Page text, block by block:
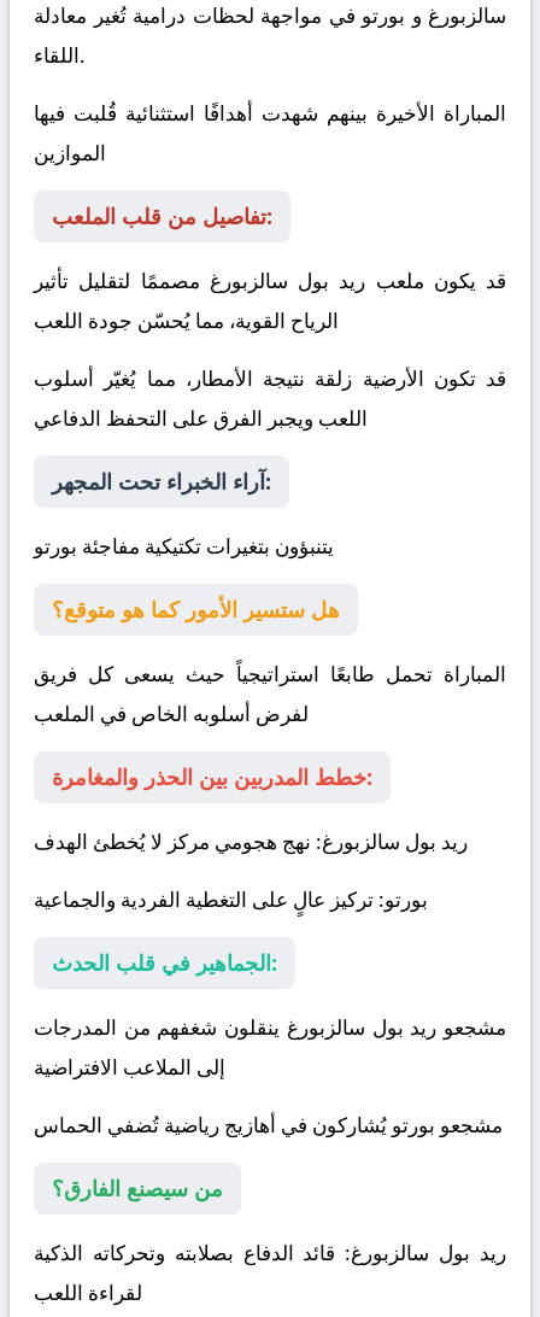
سالزبورغ و بورتو في مواجهة لحظات درامية تُغير معادلة
اللقاء.
المباراة الأخيرة بينهم شهدت أهدافًا استثنائية قُلبت فيها
الموازين
تفاصيل من قلب الملعب:
قد يكون ملعب ريد بول سالزبورغ مصممًا لتقليل تأثير
الرياح القوية، مما يُحسّن جودة اللعب
قد تكون الأرضية زلقة نتيجة الأمطار، مما يُغيّر أسلوب
اللعب ويجبر الفرق على التحفظ الدفاعي
آراء الخبراء تحت المجهر:
يتنبؤون بتغيرات تكتيكية مفاجئة بورتو
هل ستسير الأمور كما هو متوقع؟
المباراة تحمل طابعًا استراتيجياً حيث يسعى كل فريق
لفرض أسلوبه الخاص في الملعب
خطط المدربين بين الحذر والمغامرة:
ريد بول سالزبورغ: نهج هجومي مركز لا يُخطئ الهدف
بورتو: تركيز عالٍ على التغطية الفردية والجماعية
الجماهير في قلب الحدث:
مشجعو ريد بول سالزبورغ ينقلون شغفهم من المدرجات
إلى الملاعب الافتراضية
مشجعو بورتو يُشاركون في أهازيج رياضية تُضفي الحماس
من سيصنع الفارق؟
ريد بول سالزبورغ: قائد الدفاع بصلابته وتحركاته الذكية
لقراءة اللعب